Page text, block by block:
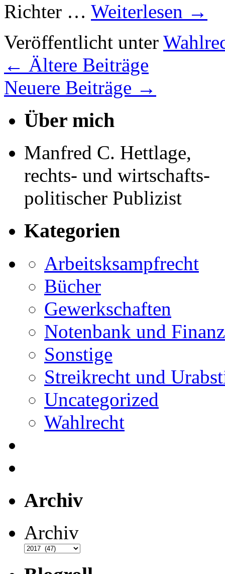
Richter … Weiterlesen →
Veröffentlicht unter
← Ältere Beiträge
Neuere Beiträge →
Über mich
Manfred C. Hettlage,
rechts- und wirtschafts-
politischer Publizist
Kategorien
Arbeitsksampfrecht
Bücher
Gewerkschaften
Notenbank und
Sonstige
Streikrecht und
Uncategorized
Wahlrecht
Archiv
Archiv